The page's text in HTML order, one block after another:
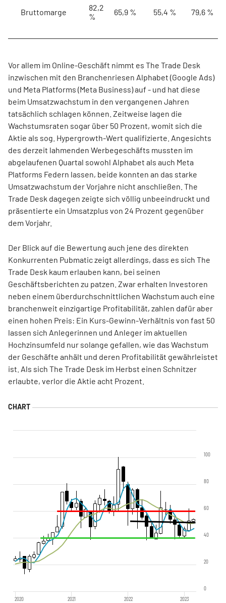
Bruttomarge
82,2
%
65,9 % 55,4 % 79,6 %
Vor allem im Online-Geschäft nimmt es The Trade Desk
inzwischen mit den Branchenriesen Alphabet (Google Ads)
und Meta Platforms (Meta Business) auf - und hat diese
beim Umsatzwachstum in den vergangenen Jahren
tatsächlich schlagen können. Zeitweise lagen die
Wachstumsraten sogar über 50 Prozent, womit sich die
Aktie als sog. Hypergrowth-Wert qualifizierte. Angesichts
des derzeit lahmenden Werbegeschäfts mussten im
abgelaufenen Quartal sowohl Alphabet als auch Meta
Platforms Federn lassen, beide konnten an das starke
Umsatzwachstum der Vorjahre nicht anschließen. The
Trade Desk dagegen zeigte sich völlig unbeeindruckt und
präsentierte ein Umsatzplus von 24 Prozent gegenüber
dem Vorjahr.
Der Blick auf die Bewertung auch jene des direkten
Konkurrenten Pubmatic zeigt allerdings, dass es sich The
Trade Desk kaum erlauben kann, bei seinen
Geschäftsberichten zu patzen. Zwar erhalten Investoren
neben einem überdurchschnittlichen Wachstum auch eine
branchenweit einzigartige Profitabilität, zahlen dafür aber
einen hohen Preis: Ein Kurs-Gewinn-Verhältnis von fast 50
lassen sich Anlegerinnen und Anleger im aktuellen
Hochzinsumfeld nur solange gefallen, wie das Wachstum
der Geschäfte anhält und deren Profitabilität gewährleistet
ist. Als sich The Trade Desk im Herbst einen Schnitzer
erlaubte, verlor die Aktie acht Prozent.
2020 2021 2022 2023
0
20
40
60
80
100